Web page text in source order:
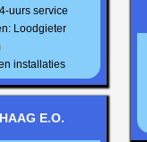
uurs service
Loodgieter
installaties
E.O.